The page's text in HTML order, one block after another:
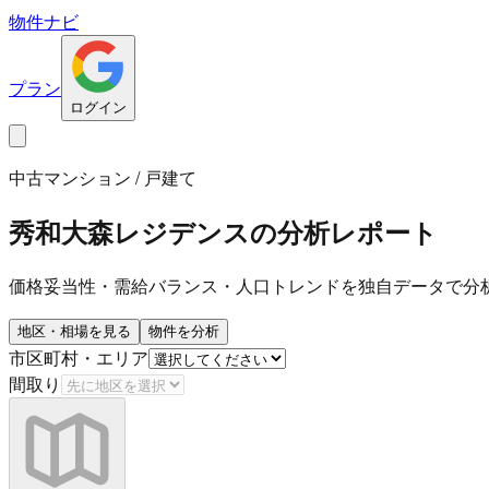
物件ナビ
プラン
ログイン
中古マンション / 戸建て
秀和大森レジデンスの分析レポート
価格妥当性・需給バランス・人口トレンドを独自データで分
地区・相場を見る 物件を分析
市区町村・エリア
間取り